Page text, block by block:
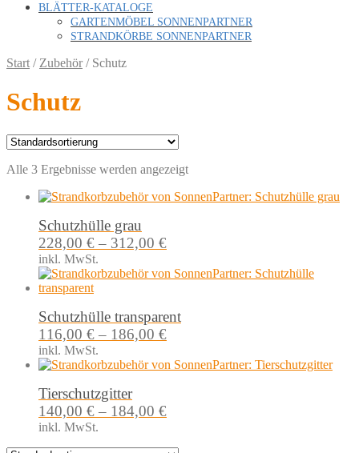
BLÄTTER-KATALOGE
GARTENMÖBEL SONNENPARTNER
STRANDKÖRBE SONNENPARTNER
Start / Zubehör/ Schutz
Schutz
Alle 3 Ergebnisse werden angezeigt
Schutzhülle grau
228,00 € – 312,00 €
inkl. MwSt.
Schutzhülle transparent
116,00 € – 186,00 €
inkl. MwSt.
Tierschutzgitter
140,00 € – 184,00 €
inkl. MwSt.